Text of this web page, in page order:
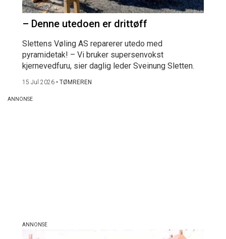
– Denne utedoen er drittøff
Slettens Vøling AS reparerer utedo med
pyramidetak! – Vi bruker supersenvokst
kjernevedfuru, sier daglig leder Sveinung Sletten.
15 Jul 2026 • TØMREREN